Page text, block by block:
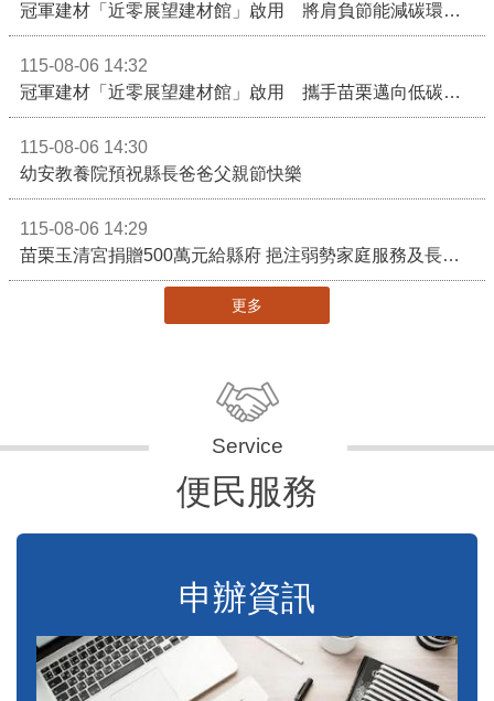
冠軍建材「近零展望建材館」啟用 將肩負節能減碳環境教育重任
115-08-06 14:32
冠軍建材「近零展望建材館」啟用 攜手苗栗邁向低碳建築新未來
115-08-06 14:30
幼安教養院預祝縣長爸爸父親節快樂
115-08-06 14:29
苗栗玉清宮捐贈500萬元給縣府 挹注弱勢家庭服務及長照醫療資源
更多
便民服務
申辦資訊